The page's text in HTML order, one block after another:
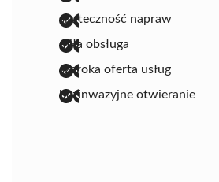
skuteczność napraw
miła obsługa
szeroka oferta usług
bezinwazyjne otwieranie